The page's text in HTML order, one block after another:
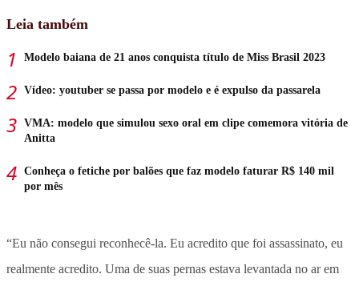
Leia também
Modelo baiana de 21 anos conquista título de Miss Brasil 2023
Vídeo: youtuber se passa por modelo e é expulso da passarela
VMA: modelo que simulou sexo oral em clipe comemora vitória de
Anitta
Conheça o fetiche por balões que faz modelo faturar R$ 140 mil
por mês
“Eu não consegui reconhecê-la. Eu acredito que foi assassinato, eu
realmente acredito. Uma de suas pernas estava levantada no ar em